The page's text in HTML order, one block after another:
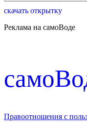
скачать открытку
Реклама на самоВоде
Правоотношения с